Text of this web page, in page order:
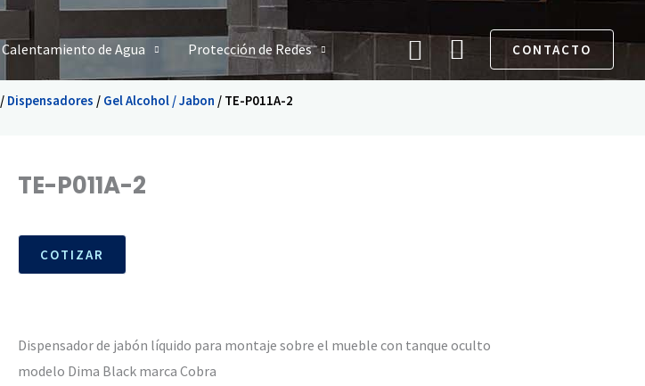
Calentamiento de Agua Protección de Redes Buscar CONTACTO
/ Dispensadores / Gel Alcohol / Jabon / TE-P011A-2
TE-P011A-2
COTIZAR
Dispensador de jabón líquido para montaje sobre el mueble con tanque oculto
modelo Dima Black marca Cobra